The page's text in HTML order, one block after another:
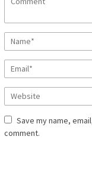
Save my name,
comment.